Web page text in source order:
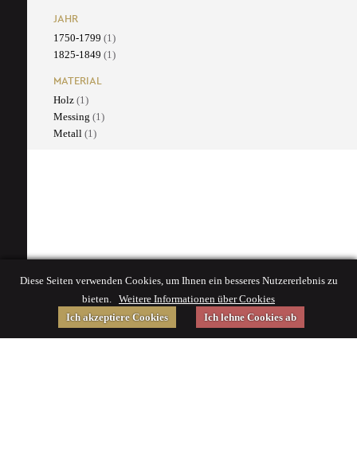
JAHR
1750-1799 (1)
1825-1849 (1)
MATERIAL
Holz (1)
Messing (1)
Metall (1)
Diese Seiten verwenden Cookies, um Ihnen ein besseres Nutzererlebnis zu
bieten. Weitere Informationen über Cookies
Ich akzeptiere Cookies
Ich lehne Cookies ab